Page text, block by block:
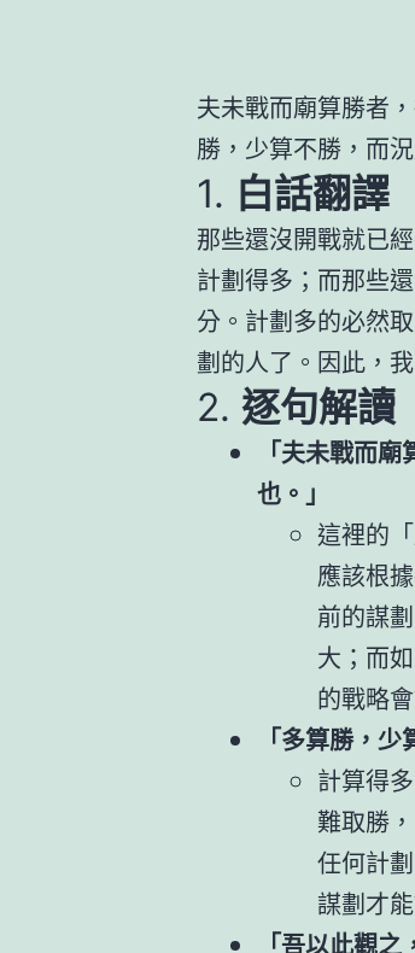
夫未戰而廟算勝者
勝，少算不勝，而
1. 白話翻譯
那些還沒開戰就已
計劃得多；而那些
分。計劃多的必然
劃的人了。因此，
2. 逐句解讀
「夫未戰而
也。」
這裡的
應該根
前的謀
大；而
的戰略
「多算勝，
計算得
難取勝
任何計
謀劃才
「吾以此觀之